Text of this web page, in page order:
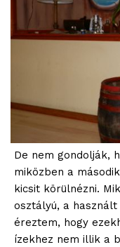
De nem gondolják,
miközben a
kicsit körülnézni.
osztályú, a
éreztem, hogy
ízekhez nem illik a